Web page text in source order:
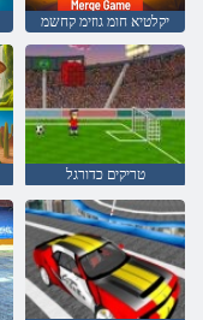
יקלטיא חומ גוזימ קחשמ
טריקים כדורגל